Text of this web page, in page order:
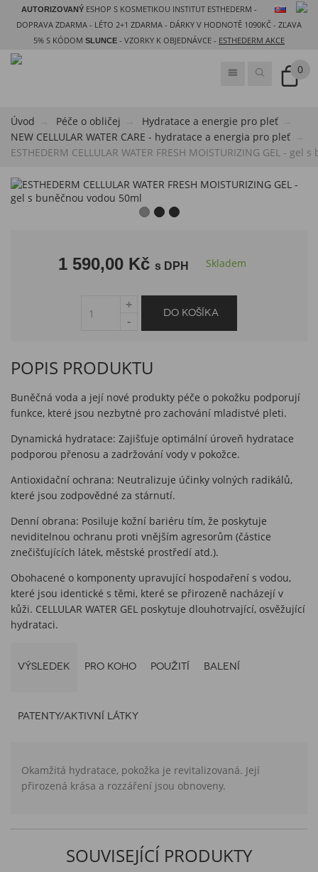
AUTORIZOVANÝ ESHOP S KOSMETIKOU INSTITUT ESTHEDERM -
DOPRAVA ZDARMA - LÉTO 2+1 ZDARMA - DÁRKY V HODNOTĚ 1090KČ - ZĽAVA
5% S KÓDOM SLUNCE - VZORKY K OBJEDNÁVCE - ESTHEDERM AKCE
0
Úvod Péče o obličej
Hydratace a energie pro pleť
NEW CELLULAR WATER CARE - hydratace a energia pro pleť
ESTHEDERM CELLULAR WATER FRESH MOISTURIZING GEL -
1 590,00 Kč s DPH Skladem
POPIS PRODUKTU
Buněčná voda a její nové produkty péče o pokožku podporují
funkce, které jsou nezbytné pro zachování mladistvé pleti.
Dynamická hydratace: Zajišťuje optimální úroveň hydratace
podporou přenosu a zadržování vody v pokožce.
Antioxidační ochrana: Neutralizuje účinky volných radikálů,
které jsou zodpovědné za stárnutí.
Denní obrana: Posiluje kožní bariéru tím, že poskytuje
neviditelnou ochranu proti vnějším agresorům (částice
znečišťujících látek, městské prostředí atd.).
Obohacené o komponenty upravující hospodaření s vodou,
které jsou identické s těmi, které se přirozeně nacházejí v
kůži. CELLULAR WATER GEL poskytuje dlouhotrvající, osvěžující
hydrataci.
VÝSLEDEK PRO KOHO POUŽITÍ BALENÍ
PATENTY/AKTIVNÍ LÁTKY
Okamžitá hydratace, pokožka je revitalizovaná. Její
přirozená krása a rozzáření jsou obnoveny.
SOUVISEJÍCÍ PRODUKTY